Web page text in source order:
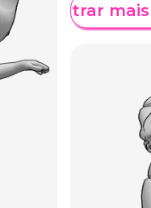
Mostrar